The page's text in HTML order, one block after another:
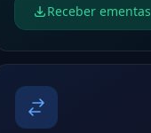
Receber ementas